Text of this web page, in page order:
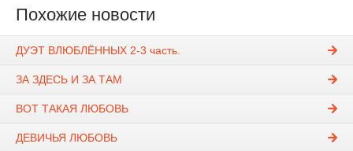
Похожие новости
ДУЭТ ВЛЮБЛЁННЫХ 2-3 часть.
ЗА ЗДЕСЬ И ЗА ТАМ
ВОТ ТАКАЯ ЛЮБОВЬ
ДЕВИЧЬЯ ЛЮБОВЬ